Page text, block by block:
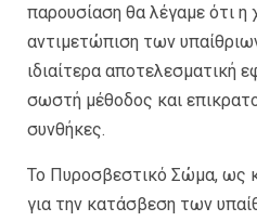
παρουσίαση θα λέγαμε ότι η
αντιμετώπιση των
ιδιαίτερα αποτελεσματική
σωστή μέθοδος και
συνθήκες.
Το Πυροσβεστικό Σώμα, ως
για την κατάσβεση των